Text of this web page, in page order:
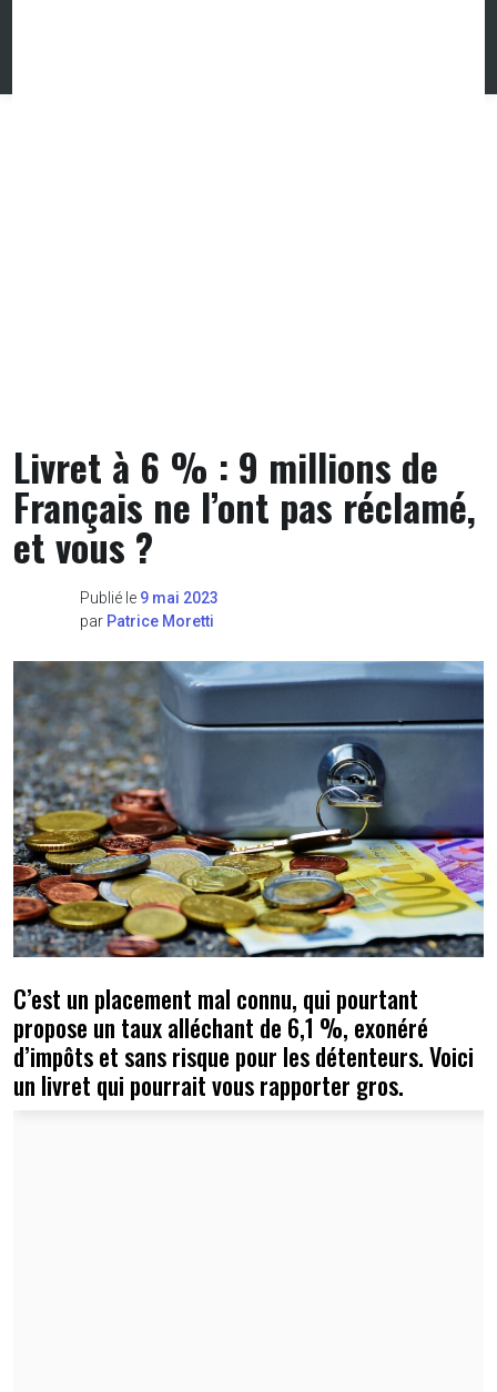
Livret à 6 % : 9 millions de
Français ne l’ont pas réclamé,
et vous ?
Publié le 9 mai 2023
par Patrice Moretti
C’est un placement mal connu, qui pourtant
propose un taux alléchant de 6,1 %, exonéré
d’impôts et sans risque pour les détenteurs. Voici
un livret qui pourrait vous rapporter gros.